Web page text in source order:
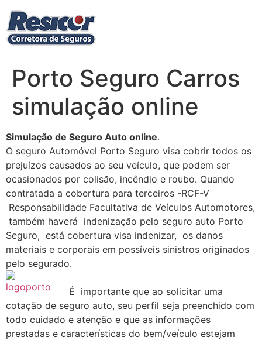
para
conteúdo
Porto Seguro Carros
simulação online
Simulação de Seguro Auto online.
O seguro Automóvel Porto Seguro visa cobrir todos os
prejuízos causados ao seu veículo, que podem ser
ocasionados por colisão, incêndio e roubo. Quando
contratada a cobertura para terceiros -RCF-V
Responsabilidade Facultativa de Veículos Automotores,
também haverá indenização pelo seguro auto Porto
Seguro, está cobertura visa indenizar, os danos
materiais e corporais em possíveis sinistros originados
pelo segurado.
É importante que ao solicitar uma
cotação de seguro auto, seu perfil seja preenchido com
todo cuidado e atenção e que as informações
prestadas e características do bem/veículo estejam